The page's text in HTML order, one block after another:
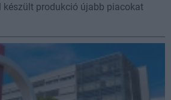
készült produkció újabb piacokat